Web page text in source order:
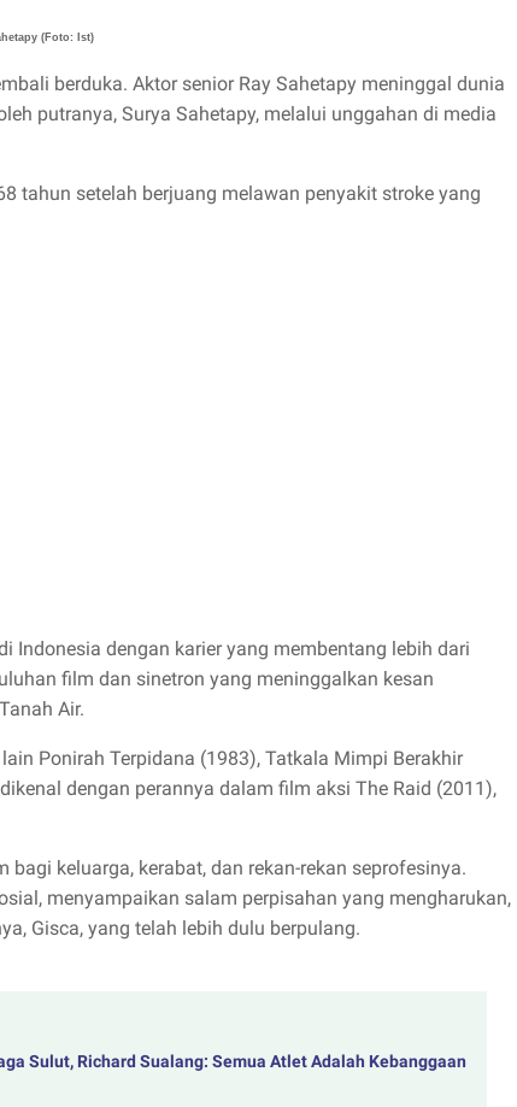
(Foto: Ist)
berduka. Aktor senior Ray Sahetapy meninggal dunia
putranya, Surya Sahetapy, melalui unggahan di media
tahun setelah berjuang melawan penyakit stroke yang
Indonesia dengan karier yang membentang lebih dari
film dan sinetron yang meninggalkan kesan
Air.
Ponirah Terpidana (1983), Tatkala Mimpi Berakhir
dengan perannya dalam film aksi The Raid (2011),
keluarga, kerabat, dan rekan-rekan seprofesinya.
menyampaikan salam perpisahan yang mengharukan,
Gisca, yang telah lebih dulu berpulang.
Sulut, Richard Sualang: Semua Atlet Adalah Kebanggaan